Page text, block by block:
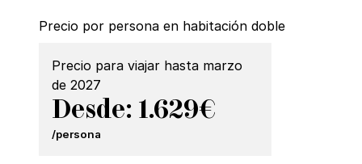
Precio por persona en habitación doble
Precio para viajar hasta marzo
de 2027
Desde: 1.629€
/persona